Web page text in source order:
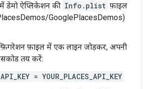
डेमो ऐप्लिकेशन की Info.plist फ़ाइल
GooglePlacesDemos)
फ़ाइल में एक लाइन जोड़कर, अपनी
तय करें:
= YOUR_PLACES_API_KEY